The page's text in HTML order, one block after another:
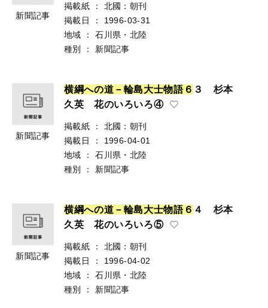
新聞記事
掲載紙 ：
北國：朝刊
掲載日
：
1996-03-31
地域
：
石川県・北陸
種別
： 新聞記事
新聞記事
横綱への道 － 輪島大士物語６ ３ 杉本
久英 花のいろいろ④
掲載紙 ：
北國：朝刊
掲載日
：
1996-04-01
地域
：
石川県・北陸
種別
： 新聞記事
新聞記事
横綱への道 － 輪島大士物語６ ４ 杉本
久英 花のいろいろ⑤
掲載紙 ：
北國：朝刊
掲載日
：
1996-04-02
地域
：
石川県・北陸
種別
： 新聞記事